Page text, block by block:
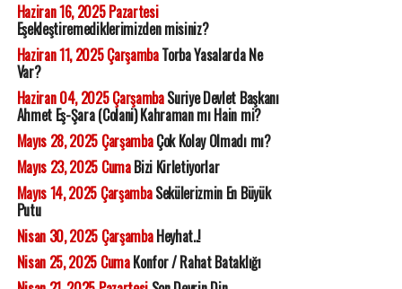
Haziran 16, 2025 Pazartesi
Eşekleştiremediklerimizden misiniz?
Haziran 11, 2025 ÇarşambaTorba Yasalarda Ne
Var?
Haziran 04, 2025 ÇarşambaSuriye Devlet Başkanı
Ahmet Eş-Şara (Colani) Kahraman mı Hain mi?
Mayıs 28, 2025 ÇarşambaÇok Kolay Olmadı mı?
Mayıs 23, 2025 CumaBizi Kirletiyorlar
Mayıs 14, 2025 ÇarşambaSekülerizmin En Büyük
Putu
Nisan 30, 2025 ÇarşambaHeyhat..!
Nisan 25, 2025 CumaKonfor / Rahat Bataklığı